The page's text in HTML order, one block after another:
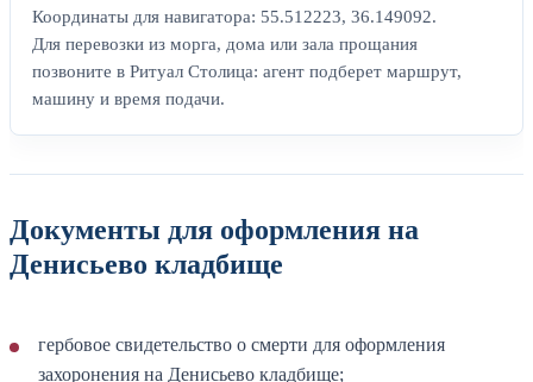
Координаты для навигатора: 55.512223, 36.149092.
Для перевозки из морга, дома или зала прощания
позвоните в Ритуал Столица: агент подберет маршрут,
машину и время подачи.
Документы для оформления на
Денисьево кладбище
гербовое свидетельство о смерти для оформления
захоронения на Денисьево кладбище;